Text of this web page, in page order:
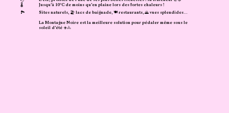
🌡️
Jusqu’à 10°C de moins qu’en plaine lors des fortes chaleurs !
🏞️
Sites naturels, 🏖️ lacs de baignade, 🍽️ restaurants, 🌄 vues splendides…
La Montagne Noire est la meilleure solution pour pédaler même sous le
soleil d’été ☀️🚴